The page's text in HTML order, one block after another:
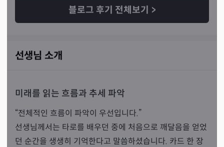
블로그 후기 전체보기 >
선생님 소개
미래를 읽는 흐름과 추세 파악
“전체적인 흐름이 파악이 우선입니다.”
선생님께서는 타로를 배우던 중에 처음으로 깨달음을 얻었
던 순간을 생생히 기억한다고 말씀하셨습니다. 카드 한 장